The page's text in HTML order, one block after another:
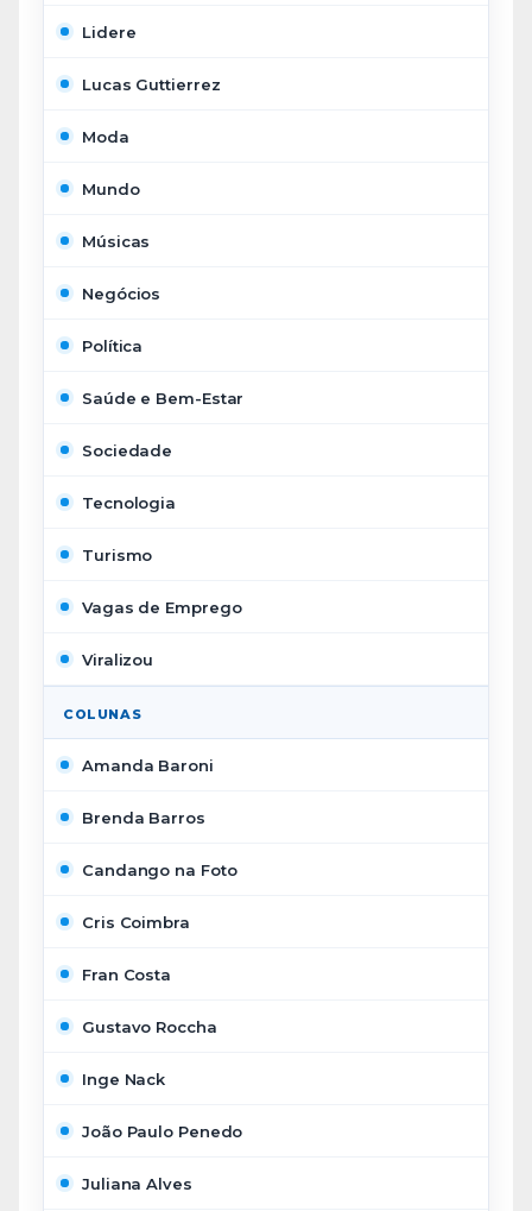
Lidere
Lucas Guttierrez
Moda
Mundo
Músicas
Negócios
Política
Saúde e Bem-Estar
Sociedade
Tecnologia
Turismo
Vagas de Emprego
Viralizou
COLUNAS
Amanda Baroni
Brenda Barros
Candango na Foto
Cris Coimbra
Fran Costa
Gustavo Roccha
Inge Nack
João Paulo Penedo
Juliana Alves